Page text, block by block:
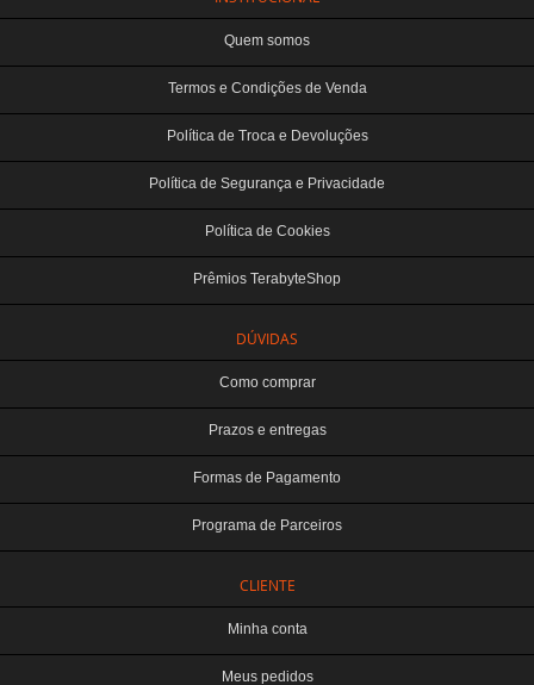
Quem somos
Termos e Condições de Venda
Política de Troca e Devoluções
Política de Segurança e Privacidade
Política de Cookies
Prêmios TerabyteShop
DÚVIDAS
Como comprar
Prazos e entregas
Formas de Pagamento
Programa de Parceiros
CLIENTE
Minha conta
Meus pedidos